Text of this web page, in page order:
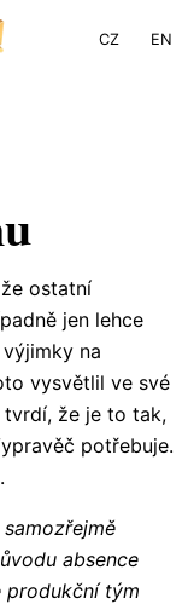
CZ EN
ostatní
jen lehce
na
vysvětlil ve své
že je to tak,
potřebuje.
absence
produkční tým